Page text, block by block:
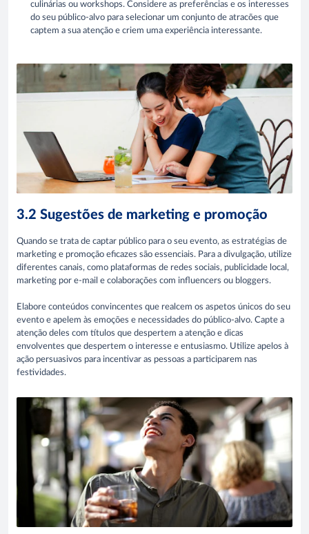
culinárias ou workshops. Considere as preferências e os interesses
do seu público-alvo para selecionar um conjunto de atracões que
captem a sua atenção e criem uma experiência interessante.
3.2 Sugestões de marketing e promoção
Quando se trata de captar público para o seu evento, as estratégias de
marketing e promoção eficazes são essenciais. Para a divulgação, utilize
diferentes canais, como plataformas de redes sociais, publicidade local,
marketing por e-mail e colaborações com influencers ou bloggers.
Elabore conteúdos convincentes que realcem os aspetos únicos do seu
evento e apelem às emoções e necessidades do público-alvo. Capte a
atenção deles com títulos que despertem a atenção e dicas
envolventes que despertem o interesse e entusiasmo. Utilize apelos à
ação persuasivos para incentivar as pessoas a participarem nas
festividades.